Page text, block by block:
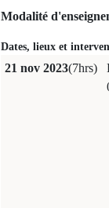
Modalité
Dates, lieux et
21 nov 2023(7hrs)